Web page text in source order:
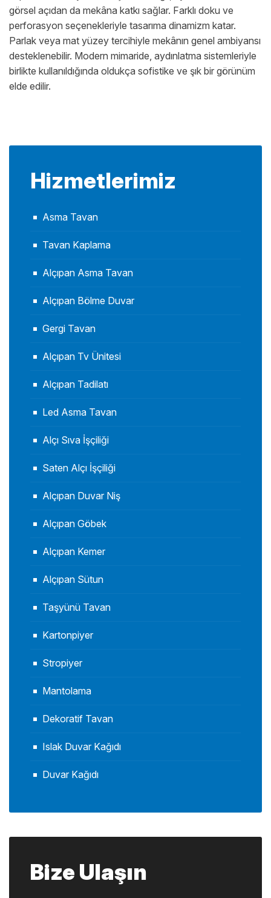
Hizmetlerimiz
Asma Tavan
Tavan Kaplama
Alçıpan Asma Tavan
Alçıpan Bölme Duvar
Gergi Tavan
Alçıpan Tv Ünitesi
Alçıpan Tadilatı
Led Asma Tavan
Alçı Sıva İşçiliği
Saten Alçı İşçiliği
Alçıpan Duvar Niş
Alçıpan Göbek
Alçıpan Kemer
Alçıpan Sütun
Taşyünü Tavan
Kartonpiyer
Stropiyer
Mantolama
Dekoratif Tavan
Islak Duvar Kağıdı
Duvar Kağıdı
Bize Ulaşın
görsel açıdan da mekâna katkı sağlar. Farklı doku ve
perforasyon seçenekleriyle tasarıma dinamizm katar.
Parlak veya mat yüzey tercihiyle mekânın genel ambiyansı
desteklenebilir. Modern mimaride, aydınlatma sistemleriyle
birlikte kullanıldığında oldukça sofistike ve şık bir görünüm
elde edilir.